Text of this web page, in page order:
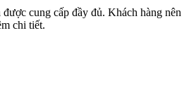
cung cấp đầy đủ. Khách hàng nên
chi tiết.